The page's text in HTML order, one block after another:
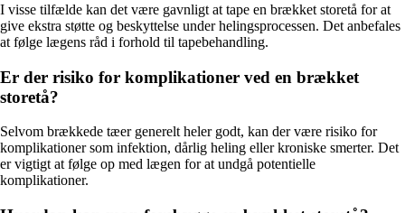
I visse tilfælde kan det være gavnligt at tape en brækket storetå for at
give ekstra støtte og beskyttelse under helingsprocessen. Det anbefales
at følge lægens råd i forhold til tapebehandling.
Er der risiko for komplikationer ved en brækket
storetå?
Selvom brækkede tæer generelt heler godt, kan der være risiko for
komplikationer som infektion, dårlig heling eller kroniske smerter. Det
er vigtigt at følge op med lægen for at undgå potentielle
komplikationer.